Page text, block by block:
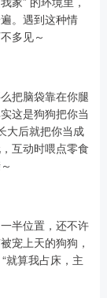
。遇到这种情
多见～
把脑袋靠在你腿
这是狗狗把你当
大后就把你当成
互动时喂点零食
半位置，还不许
宠上天的狗狗，
就算我占床，主